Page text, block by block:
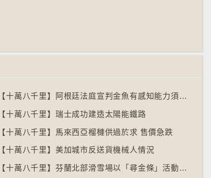
【十萬八千里】阿根廷法庭宣判金魚有感知能力須從壽司店移走
【十萬八千里】瑞士成功建造太陽能鐵路
【十萬八千里】馬來西亞榴槤供過於求 售價急跌
【十萬八千里】美加城市反送貨機械人情況
【十萬八千里】芬蘭北部滑雪場以「尋金條」活動吸引遊客